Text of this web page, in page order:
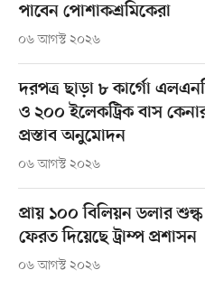
পাবেন পোশাকশ্রমিকেরা
০৬ আগস্ট ২০২৬
দরপত্র ছাড়া ৮ কার্গো
ও ২০০ ইলেকট্রিক বাস
প্রস্তাব অনুমোদন
০৬ আগস্ট ২০২৬
প্রায় ১০০ বিলিয়ন ডলার শুল্ক
ফেরত দিয়েছে ট্রাম্প প্রশাসন
০৬ আগস্ট ২০২৬